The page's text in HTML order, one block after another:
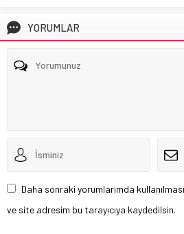
YORUMLAR
Daha sonraki yorumlarımda
ve site adresim bu tarayıcıya kaydedilsin.